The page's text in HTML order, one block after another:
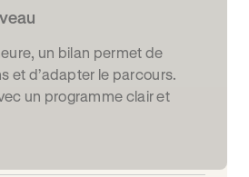
un bilan permet de
et d’adapter le parcours.
un programme clair et